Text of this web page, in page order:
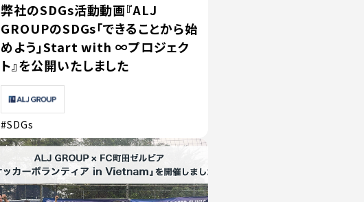
弊社のSDGs活動動画『ALJ
GROUPのSDGs「できることから始
めよう」Start with ∞プロジェク
ト』を公開いたしました
#SDGs